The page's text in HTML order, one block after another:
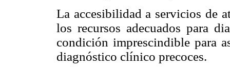
La accesibilidad a servicios de
los recursos adecuados para
condición imprescindible para
diagnóstico clínico precoces.